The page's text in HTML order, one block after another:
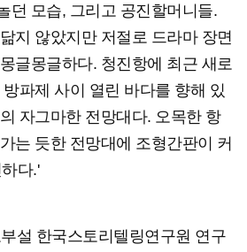
던 모습, 그리고 공진할머니들.
지 않았지만 저절로 드라마 장면
글몽글하다. 청진항에 최근 새로
파제 사이 열린 바다를 향해 있
자그마한 전망대다. 오목한 항
는 듯한 전망대에 조형간판이 커
다.'
설 한국스토리텔링연구원 연구